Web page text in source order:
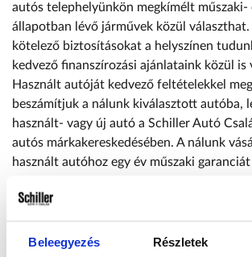
Beleegyezés Részletek
autós telephelyünkön megkímélt műszaki-
állapotban lévő járművek közül választhat.
kötelező biztosításokat a helyszínen
kedvező finanszírozási ajánlataink közül is
Használt autóját kedvező feltételekkel
beszámítjuk a nálunk kiválasztott autóba,
használt- vagy új autó a Schiller Autó
autós márkakereskedésében. A nálunk
használt autóhoz egy év műszaki
fogják Önt tájékoztatni. A hirdetés nem
ajánlattételnek, a változtatás, vagy az
értékesítés jogát fenntartjuk! Jelen